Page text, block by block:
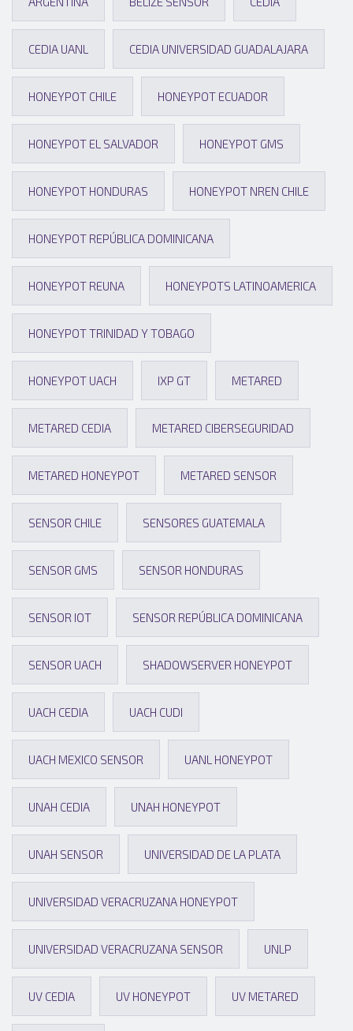
CEDIA UANL CEDIA UNIVERSIDAD GUADALAJARA
HONEYPOT CHILE HONEYPOT ECUADOR
HONEYPOT EL SALVADOR HONEYPOT GMS
HONEYPOT HONDURAS HONEYPOT NREN CHILE
HONEYPOT REPÚBLICA DOMINICANA
HONEYPOT REUNA HONEYPOTS LATINOAMERICA
HONEYPOT TRINIDAD Y TOBAGO
HONEYPOT UACH IXP GT METARED
METARED CEDIA METARED CIBERSEGURIDAD
METARED HONEYPOT METARED SENSOR
SENSOR CHILE SENSORES GUATEMALA
SENSOR GMS SENSOR HONDURAS
SENSOR IOT SENSOR REPÚBLICA DOMINICANA
SENSOR UACH SHADOWSERVER HONEYPOT
UACH CEDIA UACH CUDI
UACH MEXICO SENSOR UANL HONEYPOT
UNAH CEDIA UNAH HONEYPOT
UNAH SENSOR UNIVERSIDAD DE LA PLATA
UNIVERSIDAD VERACRUZANA HONEYPOT
UNIVERSIDAD VERACRUZANA SENSOR UNLP
UV CEDIA UV HONEYPOT UV METARED